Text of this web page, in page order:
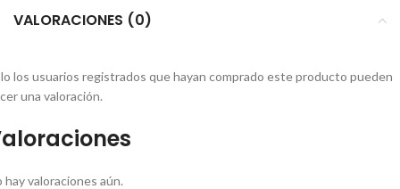
VALORACIONES (0)
hay valoraciones aún.
los usuarios registrados que hayan comprado este producto pueden
una valoración.